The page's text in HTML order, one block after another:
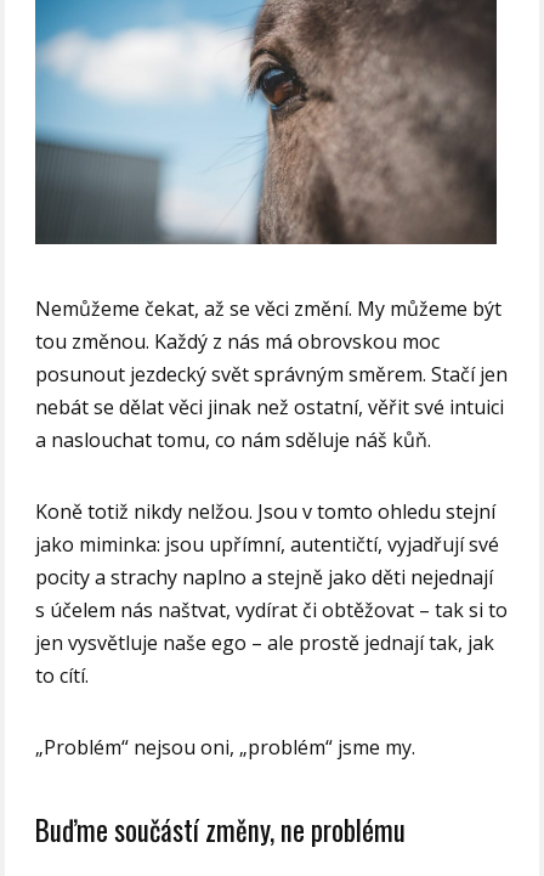
Nemůžeme čekat, až se věci změní. My můžeme být
tou změnou. Každý z nás má obrovskou moc
posunout jezdecký svět správným směrem. Stačí jen
nebát se dělat věci jinak než ostatní, věřit své intuici
a naslouchat tomu, co nám sděluje náš kůň.
Koně totiž nikdy nelžou. Jsou v tomto ohledu stejní
jako miminka: jsou upřímní, autentičtí, vyjadřují své
pocity a strachy naplno a stejně jako děti nejednají
s účelem nás naštvat, vydírat či obtěžovat – tak si to
jen vysvětluje naše ego – ale prostě jednají tak, jak
to cítí.
„Problém“ nejsou oni, „problém“ jsme my.
Buďme součástí změny, ne problému